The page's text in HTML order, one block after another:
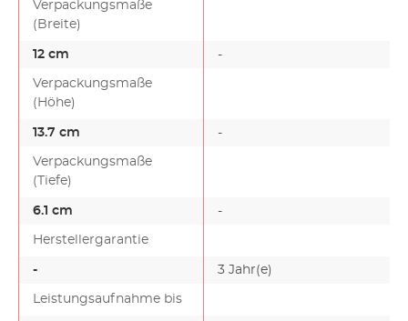
Verpackungsmaße
(Breite)
12 cm -
Verpackungsmaße
(Höhe)
13.7 cm -
Verpackungsmaße
(Tiefe)
6.1 cm -
Herstellergarantie
- 3 Jahr(e)
Leistungsaufnahme bis